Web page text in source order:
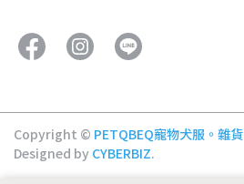
Copyright © PETQBEQ寵物犬服。雜貨
Designed by CYBERBIZ.